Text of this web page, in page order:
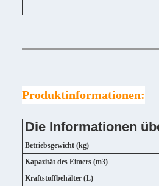
Produktinformationen:
Die Informationen
Betriebsgewicht (kg)
Kapazität des Eimers (m3)
Kraftstoffbehälter (L)